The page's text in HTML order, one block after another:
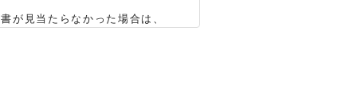
が見当たらなかった場合は、
めご了承ください。